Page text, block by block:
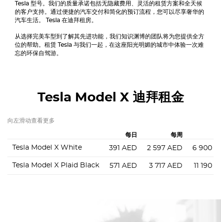
Tesla 型号。我们的质量承诺包括无隐藏费用、灵活的租赁方案和全天候
的客户支持。通过便捷的汽车交付和简化的预订流程，您可以尽享奢华的
汽车生活。 Tesla 在迪拜租房。
从选择完美车型到了解其先进功能，我们知识渊博的团队将为您提供全方
位的帮助。租赁 Tesla 与我们一起，在这座阳光明媚的城市中体验一次难
忘的环保自驾游。
Tesla Model X 迪拜租金
向左滑动查看更多
每日 每周
Tesla Model X White 391 AED 2 597 AED 6 900
Tesla Model X Plaid Black 571 AED 3 717 AED 11 190